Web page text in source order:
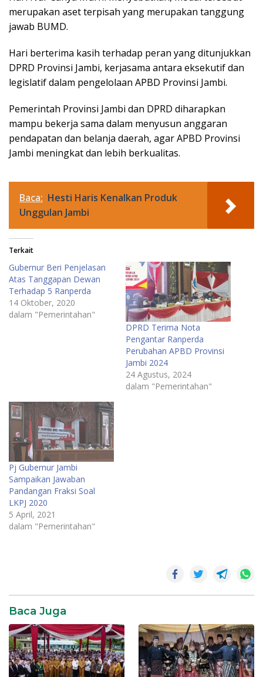
merupakan aset terpisah yang merupakan tanggung
jawab BUMD.
Hari berterima kasih terhadap peran yang ditunjukkan
DPRD Provinsi Jambi, kerjasama antara eksekutif dan
legislatif dalam pengelolaan APBD Provinsi Jambi.
Pemerintah Provinsi Jambi dan DPRD diharapkan
mampu bekerja sama dalam menyusun anggaran
pendapatan dan belanja daerah, agar APBD Provinsi
Jambi meningkat dan lebih berkualitas.
Baca: Hesti Haris Kenalkan Produk
Unggulan Jambi
Terkait
Gubernur Beri Penjelasan
Atas Tanggapan Dewan
Terhadap 5 Ranperda
14 Oktober, 2020
dalam "Pemerintahan"
DPRD Terima Nota
Pengantar Ranperda
Perubahan APBD Provinsi
Jambi 2024
24 Agustus, 2024
dalam "Pemerintahan"
Pj Gubernur Jambi
Sampaikan Jawaban
Pandangan Fraksi Soal
LKPJ 2020
5 April, 2021
dalam "Pemerintahan"
Baca Juga